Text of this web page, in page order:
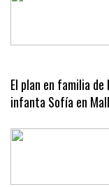
El plan en familia de
infanta Sofía en